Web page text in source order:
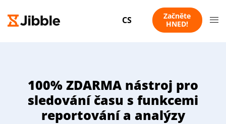
CS
Začněte
HNED!
100% ZDARMA nástroj pro
sledování času s funkcemi
reportování a analýzy